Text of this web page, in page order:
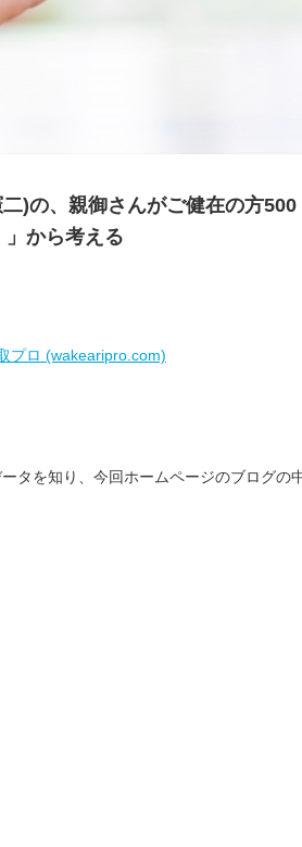
)の、親御さんがご健在の方500
」から考える
プロ (wakearipro.com)
タを知り、今回ホームページのブログの